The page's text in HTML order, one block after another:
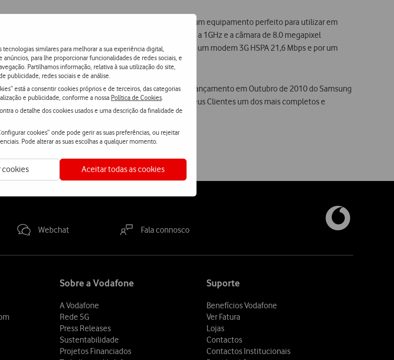
tecnologias similares para melhorar a sua experiência digital,
anúncios, para lhe proporcionar funcionalidades de redes sociais, e
Partilhamos informação, relativa à sua utilização do site,
publicidade, redes sociais e de análise.
está a consentir cookies próprios e de terceiros, das categorias
e publicidade, conforme a nossa Política de Cookies
o detalhe dos cookies usados e uma descrição da finalidade de
cookies” onde pode gerir as suas preferências, ou rejeitar
Pode alterar as suas escolhas a qualquer momento.
cookies Aceitar todas as cookies
um dos mais leves e finos do mercado, o que faz dele um equipamento perfeito para utilizar em
dual surround-sound, o processador dual core Tegra 2 a 1GHz e a câmara de 8.0 megapixel
permanente, por sua vez, é assegurada por um modem 3G HSPA 21,6 Mbps e por um
tipo de dispositivos smart media em Portugal, com o lançamento em Outubro de 2010 do Samsung
a sua liderança neste segmento, disponibilizando aos seus Clientes um dos mais completos e
Webchat Fala connosco
Sobre a Vodafone
A Vodafone
Rede 5G
Press Releases
Sustentabilidade
Projetos Financiados
Suporte
Benefícios Vodafone
Ver Fatura
Lojas
Contactos
Contactos Institucionais